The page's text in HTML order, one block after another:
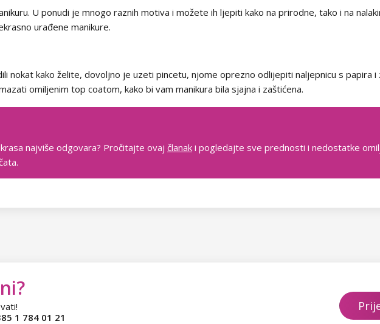
U ponudi je mnogo raznih motiva i možete ih ljepiti kako na prirodne, tako i na
urađene manikure.
nokat kako želite, dovoljno je uzeti pincetu, njome oprezno odlijepiti naljepnicu s papira
omiljenim top coatom, kako bi vam manikura bila sjajna i zaštićena.
najviše odgovara? Pročitajte ovaj članak i pogledajte sve prednosti i nedostatke
1 784 01 21